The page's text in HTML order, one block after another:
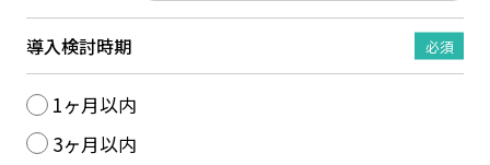
導入検討時期 必須
1ヶ月以内
3ヶ月以内